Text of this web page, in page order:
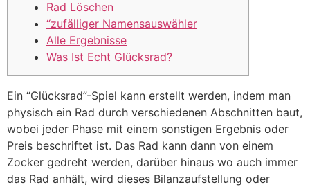
Rad Löschen
“zufälliger Namensauswähler
Alle Ergebnisse
Was Ist Echt Glücksrad?
Ein “Glücksrad”-Spiel kann erstellt werden, indem man
physisch ein Rad durch verschiedenen Abschnitten baut,
wobei jeder Phase mit einem sonstigen Ergebnis oder
Preis beschriftet ist. Das Rad kann dann von einem
Zocker gedreht werden, darüber hinaus wo auch immer
das Rad anhält, wird dieses Bilanzaufstellung oder